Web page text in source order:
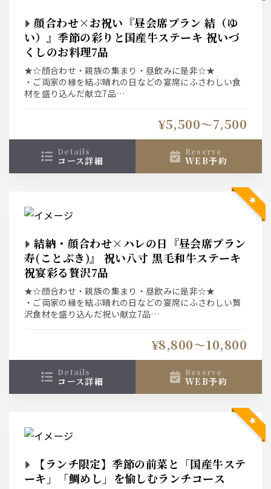
顔合わせ×お祝い『昼会席プラン 結（ゆ
い）』季節の彩りと国産牛ステーキ 祝いづ
くしのお料理7品
★☆顔合わせ・親族の集まり・昼飲みに是非☆★
・ご両家の縁を結ぶ晴れの日などの宴席にふさわしい食
材を盛り込んだ献立7品
¥5,500〜7,500
details
コース詳細
reserve
WEB予約
結納・顔合わせ×ハレの日『昼会席プラン
寿(ことぶき)』 祝い八寸 黒毛和牛ステーキ
祝宴彩る贅沢7品
★☆顔合わせ・親族の集まり・昼飲みに是非☆★
・ご両家の縁を結ぶ晴れの日などの宴席にふさわしい贅
沢食材を盛り込んだ祝い献立7品
¥8,800〜10,800
details
コース詳細
reserve
WEB予約
【ランチ限定】季節の前菜と「国産牛ステ
ーキ」「鯛めし」を愉しむランチコース